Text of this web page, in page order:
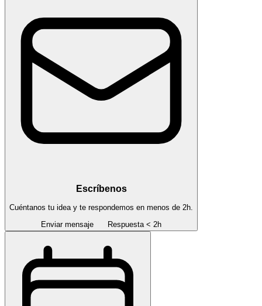
Escríbenos
Cuéntanos tu idea y te respondemos en menos de 2h.
Enviar mensaje
Respuesta < 2h